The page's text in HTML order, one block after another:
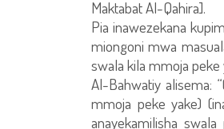
Maktabat Al-Qahira].
Pia inawezekana
miongoni mwa
swala kila mmoja
Al-Bahwatiy alisema:
mmoja peke yake)
anayekamilisha